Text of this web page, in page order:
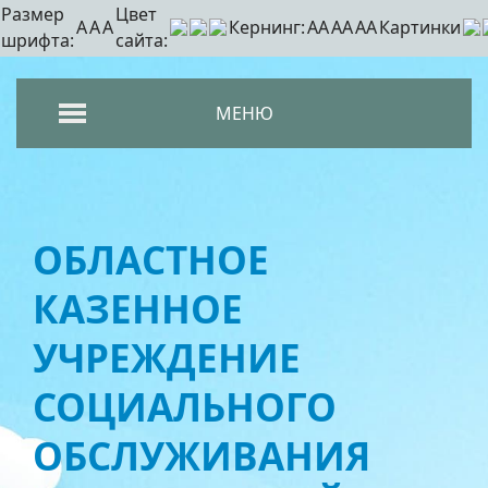
Размер
шрифта:
AAA
Цвет
сайта:
Кернинг:ААААААКартинки
МЕНЮ
ОБЛАСТНОЕ
КАЗЕННОЕ
УЧРЕЖДЕНИЕ
СОЦИАЛЬНОГО
ОБСЛУЖИВАНИЯ